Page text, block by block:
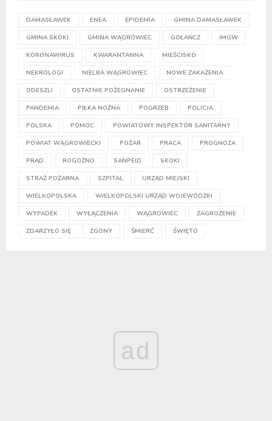
DAMASŁAWEK ENEA EPIDEMIA GMINA DAMASŁAWEK
GMINA SKOKI GMINA WĄGROWIEC GOŁAŃCZ IMGW
KORONAWIRUS KWARANTANNA MIEŚCISKO
NEKROLOGI NIELBA WĄGROWIEC NOWE ZAKAŻENIA
ODESZLI OSTATNIE POŻEGNANIE OSTRZEŻENIE
PANDEMIA PIŁKA NOŻNA POGRZEB POLICJA
POLSKA POMOC POWIATOWY INSPEKTOR SANITARNY
POWIAT WĄGROWIECKI POŻAR PRACA PROGNOZA
PRĄD ROGOŹNO SANPEID SKOKI
STRAŻ POŻARNA SZPITAL URZĄD MIEJSKI
WIELKOPOLSKA WIELKOPOLSKI URZĄD WOJEWÓDZKI
WYPADEK WYŁĄCZENIA WĄGROWIEC ZAGROŻENIE
ZDARZYŁO SIĘ ZGONY ŚMIERĆ ŚWIĘTO
ad